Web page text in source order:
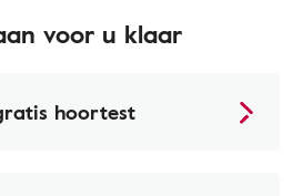
voor u klaar
hoortest